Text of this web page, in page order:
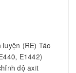
(RE) Táo
E1442)
độ axit